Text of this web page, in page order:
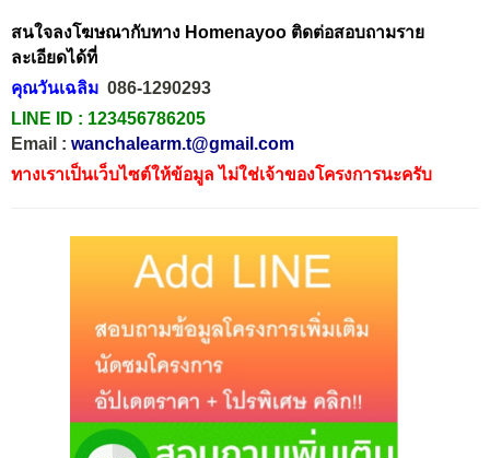
สนใจลงโฆษณากับทาง Homenayoo ติดต่อสอบถามราย
ละเอียดได้ที่
คุณวันเฉลิม 086-1290293
LINE ID : 123456786205
Email : wanchalearm.t@gmail.com
ทางเราเป็นเว็บไซต์ให้ข้อมูล ไม่ใช่เจ้าของโครงการนะครับ